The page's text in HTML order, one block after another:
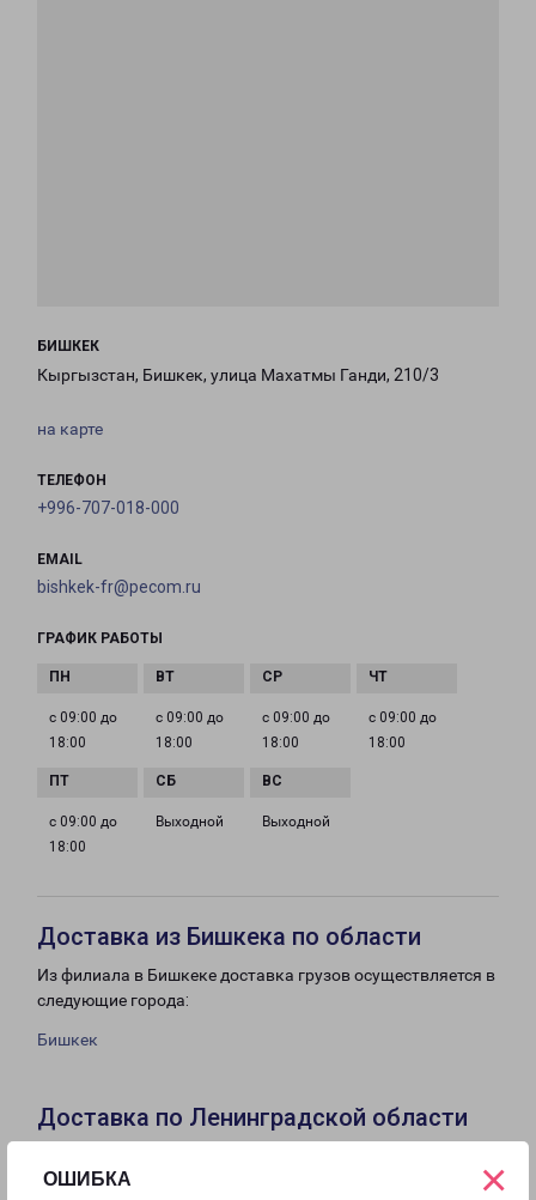
ОШИБКА ×
БИШКЕК
Кыргызстан, Бишкек, улица Махатмы Ганди, 210/3
на карте
ТЕЛЕФОН
+996-707-018-000
EMAIL
bishkek-fr@pecom.ru
ГРАФИК РАБОТЫ
с 09:00 до
18:00
с 09:00 до
18:00
с 09:00 до
18:00
с 09:00 до
18:00
с 09:00 до
18:00
Выходной Выходной
Доставка из Бишкека по области
Из филиала в Бишкеке доставка грузов осуществляется в
следующие города:
Бишкек
Доставка по Ленинградской области
осуществляется в следующие города: